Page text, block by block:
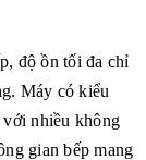
độ ồn tối đa chỉ
Máy có kiểu
nhiều không
gian bếp mang